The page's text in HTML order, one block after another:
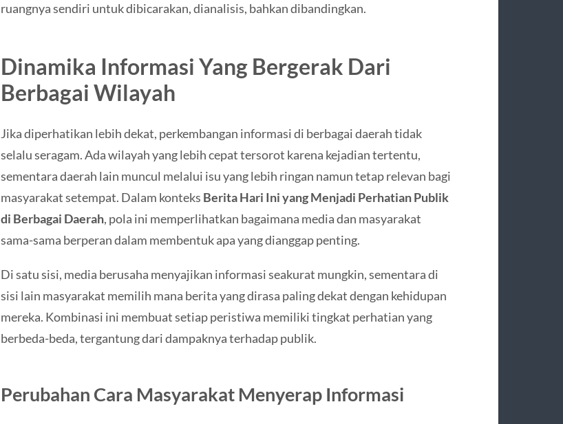
ruangnya sendiri untuk dibicarakan, dianalisis, bahkan dibandingkan.
Dinamika Informasi Yang Bergerak Dari
Berbagai Wilayah
Jika diperhatikan lebih dekat, perkembangan informasi di berbagai daerah tidak
selalu seragam. Ada wilayah yang lebih cepat tersorot karena kejadian tertentu,
sementara daerah lain muncul melalui isu yang lebih ringan namun tetap relevan bagi
masyarakat setempat. Dalam konteks Berita Hari Ini yang Menjadi Perhatian Publik
di Berbagai Daerah, pola ini memperlihatkan bagaimana media dan masyarakat
sama-sama berperan dalam membentuk apa yang dianggap penting.
Di satu sisi, media berusaha menyajikan informasi seakurat mungkin, sementara di
sisi lain masyarakat memilih mana berita yang dirasa paling dekat dengan kehidupan
mereka. Kombinasi ini membuat setiap peristiwa memiliki tingkat perhatian yang
berbeda-beda, tergantung dari dampaknya terhadap publik.
Perubahan Cara Masyarakat Menyerap Informasi